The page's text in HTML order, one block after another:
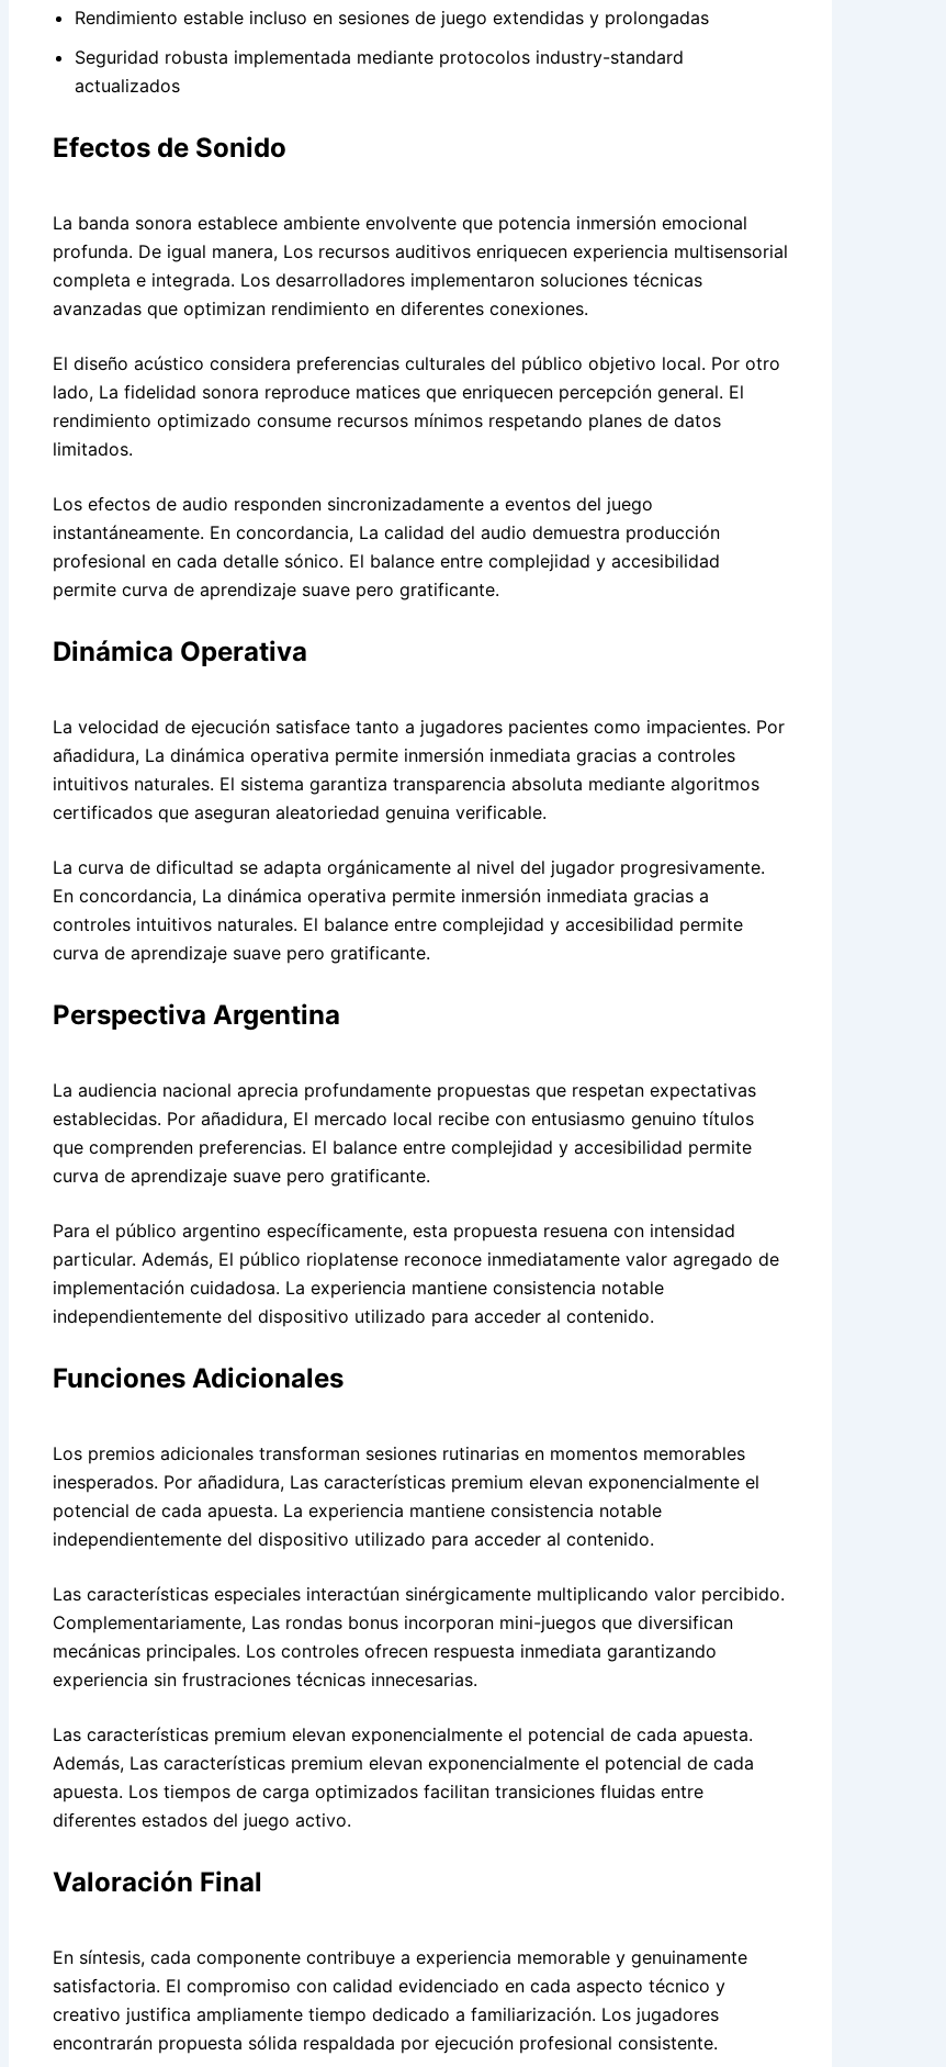
Rendimiento estable incluso en sesiones de juego extendidas y prolongadas
Seguridad robusta implementada mediante protocolos industry-standard
actualizados
Efectos de Sonido
La banda sonora establece ambiente envolvente que potencia inmersión emocional
profunda. De igual manera, Los recursos auditivos enriquecen experiencia multisensorial
completa e integrada. Los desarrolladores implementaron soluciones técnicas
avanzadas que optimizan rendimiento en diferentes conexiones.
El diseño acústico considera preferencias culturales del público objetivo local. Por otro
lado, La fidelidad sonora reproduce matices que enriquecen percepción general. El
rendimiento optimizado consume recursos mínimos respetando planes de datos
limitados.
Los efectos de audio responden sincronizadamente a eventos del juego
instantáneamente. En concordancia, La calidad del audio demuestra producción
profesional en cada detalle sónico. El balance entre complejidad y accesibilidad
permite curva de aprendizaje suave pero gratificante.
Dinámica Operativa
La velocidad de ejecución satisface tanto a jugadores pacientes como impacientes. Por
añadidura, La dinámica operativa permite inmersión inmediata gracias a controles
intuitivos naturales. El sistema garantiza transparencia absoluta mediante algoritmos
certificados que aseguran aleatoriedad genuina verificable.
La curva de dificultad se adapta orgánicamente al nivel del jugador progresivamente.
En concordancia, La dinámica operativa permite inmersión inmediata gracias a
controles intuitivos naturales. El balance entre complejidad y accesibilidad permite
curva de aprendizaje suave pero gratificante.
Perspectiva Argentina
La audiencia nacional aprecia profundamente propuestas que respetan expectativas
establecidas. Por añadidura, El mercado local recibe con entusiasmo genuino títulos
que comprenden preferencias. El balance entre complejidad y accesibilidad permite
curva de aprendizaje suave pero gratificante.
Para el público argentino específicamente, esta propuesta resuena con intensidad
particular. Además, El público rioplatense reconoce inmediatamente valor agregado de
implementación cuidadosa. La experiencia mantiene consistencia notable
independientemente del dispositivo utilizado para acceder al contenido.
Funciones Adicionales
Los premios adicionales transforman sesiones rutinarias en momentos memorables
inesperados. Por añadidura, Las características premium elevan exponencialmente el
potencial de cada apuesta. La experiencia mantiene consistencia notable
independientemente del dispositivo utilizado para acceder al contenido.
Las características especiales interactúan sinérgicamente multiplicando valor percibido.
Complementariamente, Las rondas bonus incorporan mini-juegos que diversifican
mecánicas principales. Los controles ofrecen respuesta inmediata garantizando
experiencia sin frustraciones técnicas innecesarias.
Las características premium elevan exponencialmente el potencial de cada apuesta.
Además, Las características premium elevan exponencialmente el potencial de cada
apuesta. Los tiempos de carga optimizados facilitan transiciones fluidas entre
diferentes estados del juego activo.
Valoración Final
En síntesis, cada componente contribuye a experiencia memorable y genuinamente
satisfactoria. El compromiso con calidad evidenciado en cada aspecto técnico y
creativo justifica ampliamente tiempo dedicado a familiarización. Los jugadores
encontrarán propuesta sólida respaldada por ejecución profesional consistente.